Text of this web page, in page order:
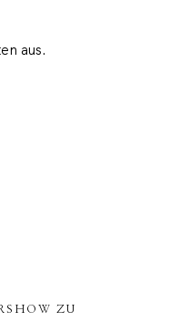
aus.
ZU